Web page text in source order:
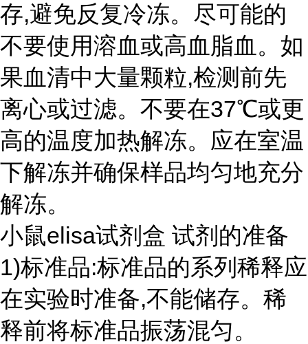
存,避免反复冷冻。尽可能的
不要使用溶血或高血脂血。如
果血清中大量颗粒,检测前先
离心或过滤。不要在37℃或更
高的温度加热解冻。应在室温
下解冻并确保样品均匀地充分
解冻。
小鼠elisa试剂盒 试剂的准备
1)标准品:标准品的系列稀释应
在实验时准备,不能储存。稀
释前将标准品振荡混匀。